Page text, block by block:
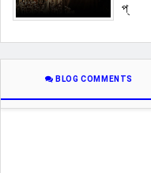
প্
BLOG COMMENTS